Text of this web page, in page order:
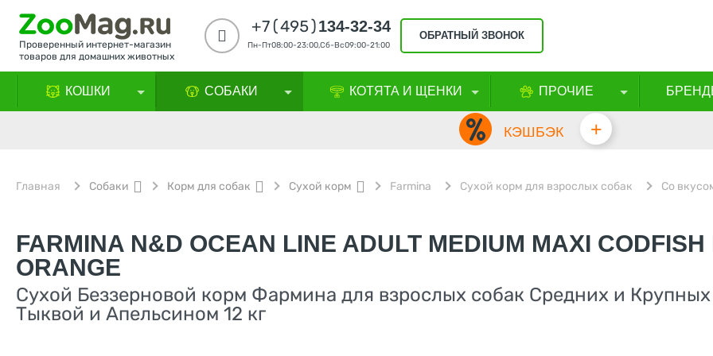
Проверенный интернет-магазин
товаров для домашних животных
+7(495)134-32-34
Пн-Пт08:00-23:00,Сб-Вс09:00-21:00
ОБРАТНЫЙ ЗВОНОК
КОШКИ СОБАКИ КОТЯТА И ЩЕНКИ ПРОЧИЕ
КЭШБЭК +
Главная Собаки Корм для собак Сухой корм Farmina Сухой корм для взрослых собак Со
FARMINA N&D OCEAN LINE ADULT MEDIUM MAXI CODFISH
ORANGE
Сухой Беззерновой корм Фармина для взрослых собак Средних и Крупных
Тыквой и Апельсином 12 кг